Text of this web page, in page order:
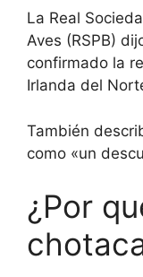
La Real
Aves (RSPB)
confirmado la
Irlanda del
También
como «un
¿Por